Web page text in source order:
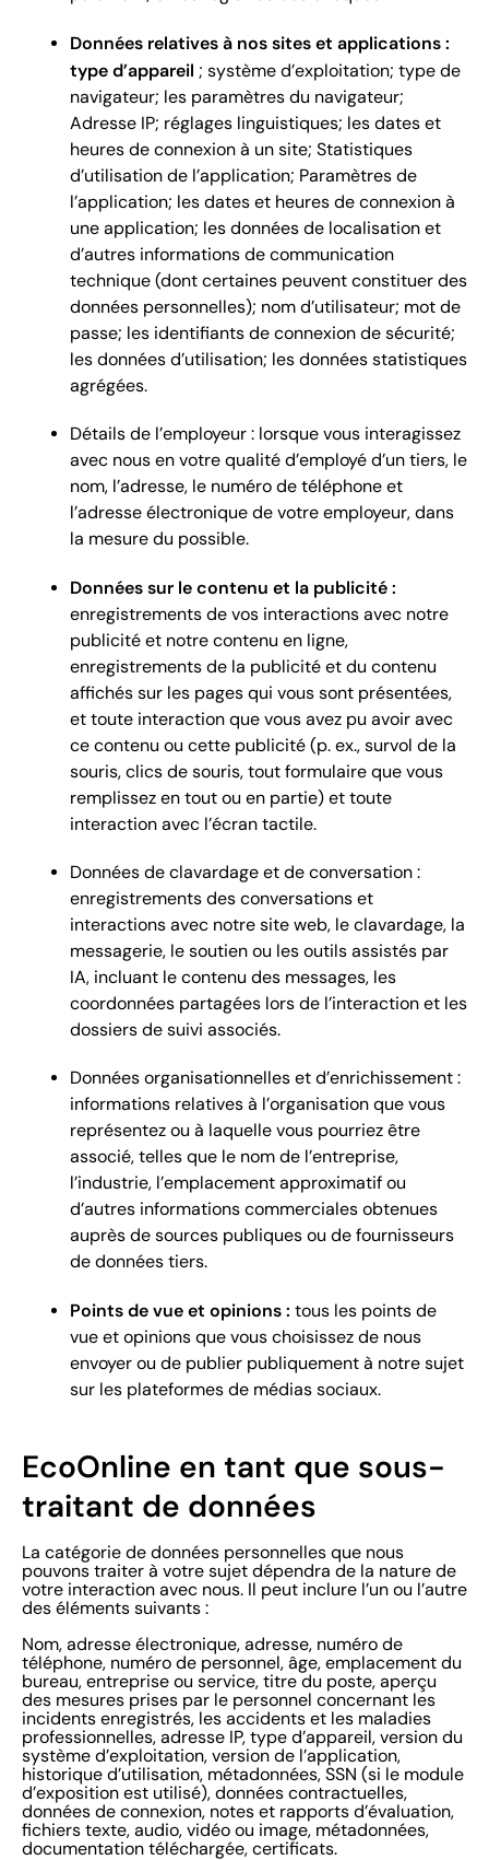
Données relatives à nos sites et applications :
type d’appareil ; système d’exploitation; type de
navigateur; les paramètres du navigateur;
Adresse IP; réglages linguistiques; les dates et
heures de connexion à un site; Statistiques
d’utilisation de l’application; Paramètres de
l’application; les dates et heures de connexion à
une application; les données de localisation et
d’autres informations de communication
technique (dont certaines peuvent constituer des
données personnelles); nom d’utilisateur; mot de
passe; les identifiants de connexion de sécurité;
les données d’utilisation; les données statistiques
agrégées.
Détails de l’employeur : lorsque vous interagissez
avec nous en votre qualité d’employé d’un tiers, le
nom, l’adresse, le numéro de téléphone et
l’adresse électronique de votre employeur, dans
la mesure du possible.
Données sur le contenu et la publicité :
enregistrements de vos interactions avec notre
publicité et notre contenu en ligne,
enregistrements de la publicité et du contenu
affichés sur les pages qui vous sont présentées,
et toute interaction que vous avez pu avoir avec
ce contenu ou cette publicité (p. ex., survol de la
souris, clics de souris, tout formulaire que vous
remplissez en tout ou en partie) et toute
interaction avec l’écran tactile.
Données de clavardage et de conversation :
enregistrements des conversations et
interactions avec notre site web, le clavardage, la
messagerie, le soutien ou les outils assistés par
IA, incluant le contenu des messages, les
coordonnées partagées lors de l’interaction et les
dossiers de suivi associés.
Données organisationnelles et d’enrichissement :
informations relatives à l’organisation que vous
représentez ou à laquelle vous pourriez être
associé, telles que le nom de l’entreprise,
l’industrie, l’emplacement approximatif ou
d’autres informations commerciales obtenues
auprès de sources publiques ou de fournisseurs
de données tiers.
Points de vue et opinions : tous les points de
vue et opinions que vous choisissez de nous
envoyer ou de publier publiquement à notre sujet
sur les plateformes de médias sociaux.
EcoOnline en tant que sous-
traitant de données
La catégorie de données personnelles que nous
pouvons traiter à votre sujet dépendra de la nature de
votre interaction avec nous. Il peut inclure l’un ou l’autre
des éléments suivants :
Nom, adresse électronique, adresse, numéro de
téléphone, numéro de personnel, âge, emplacement du
bureau, entreprise ou service, titre du poste, aperçu
des mesures prises par le personnel concernant les
incidents enregistrés, les accidents et les maladies
professionnelles, adresse IP, type d’appareil, version du
système d’exploitation, version de l’application,
historique d’utilisation, métadonnées, SSN (si le module
d’exposition est utilisé), données contractuelles,
données de connexion, notes et rapports d’évaluation,
fichiers texte, audio, vidéo ou image, métadonnées,
documentation téléchargée, certificats.